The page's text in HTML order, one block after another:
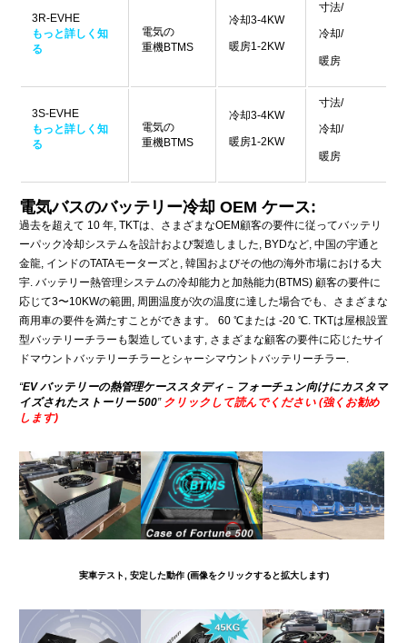
3R-EVHE
もっと詳しく知
る
電気の
重機BTMS
冷却3-4KW
暖房1-2KW
寸法/
冷却/
暖房
3S-EVHE
もっと詳しく知
る
電気の
重機BTMS
冷却3-4KW
暖房1-2KW
寸法/
冷却/
暖房
電気バスのバッテリー冷却 OEM ケース:
過去を超えて 10 年, TKTは、さまざまなOEM顧客の要件に従ってバッテリ
ーパック冷却システムを設計および製造しました, BYDなど, 中国の宇通と
金龍, インドのTATAモーターズと, 韓国およびその他の海外市場における大
宇. バッテリー熱管理システムの冷却能力と加熱能力(BTMS) 顧客の要件に
応じて3〜10KWの範囲, 周囲温度が次の温度に達した場合でも、さまざまな
商用車の要件を満たすことができます。 60 ℃または -20 ℃. TKTは屋根設置
型バッテリーチラーも製造しています, さまざまな顧客の要件に応じたサイ
ドマウントバッテリーチラーとシャーシマウントバッテリーチラー.
“EV バッテリーの熱管理ケーススタディ – フォーチュン向けにカスタマ
イズされたストーリー 500” クリックして読んでください (強くお勧め
します)
実車テスト, 安定した動作 (画像をクリックすると拡大します)